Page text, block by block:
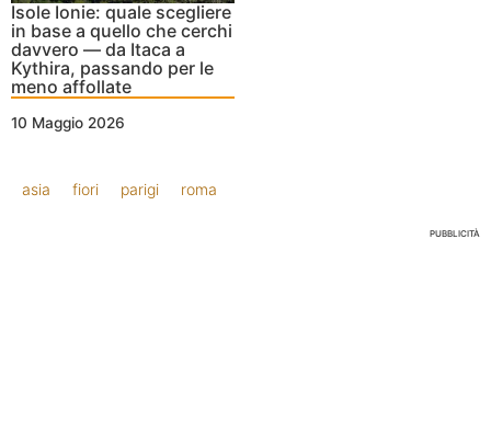
Isole Ionie: quale scegliere
in base a quello che cerchi
davvero — da Itaca a
Kythira, passando per le
meno affollate
10 Maggio 2026
asia fiori parigi roma
PUBBLICITÀ